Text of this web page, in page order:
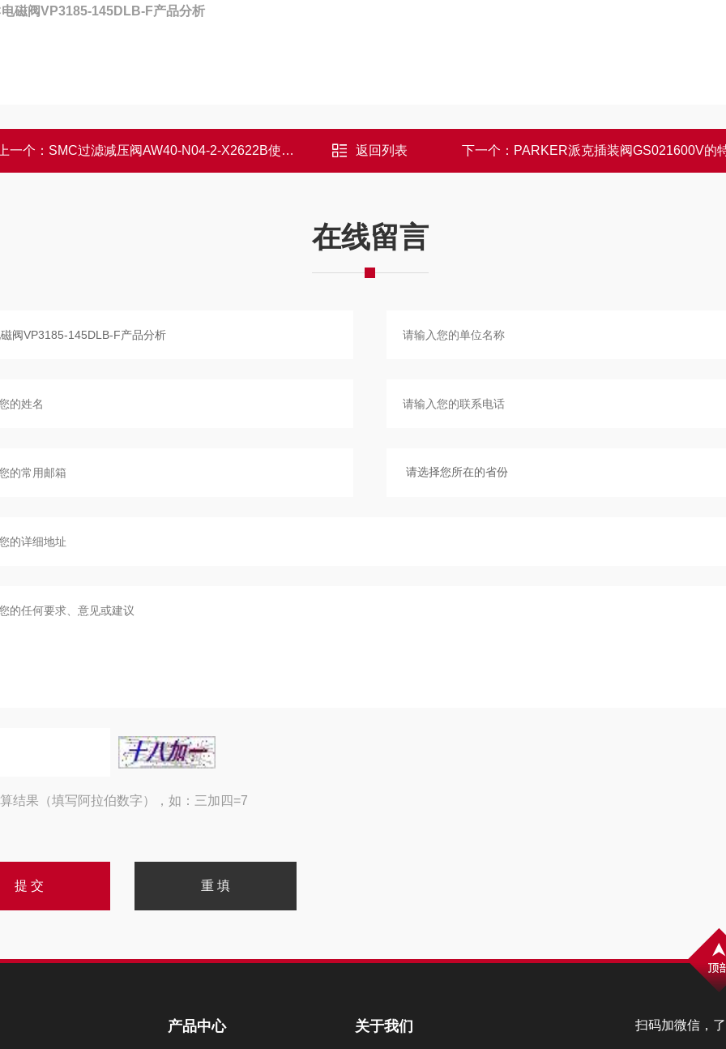
磁阀VP3185-145DLB-F产品分析
一个： SMC过滤减压阀AW40-N04-2-X2622B使用要求 返回列表 下一个： PARKER派克插装阀GS021600V的
在线留言
结果（填写阿拉伯数字），如：三加四=7
扫码加微信，
产品中心 关于我们